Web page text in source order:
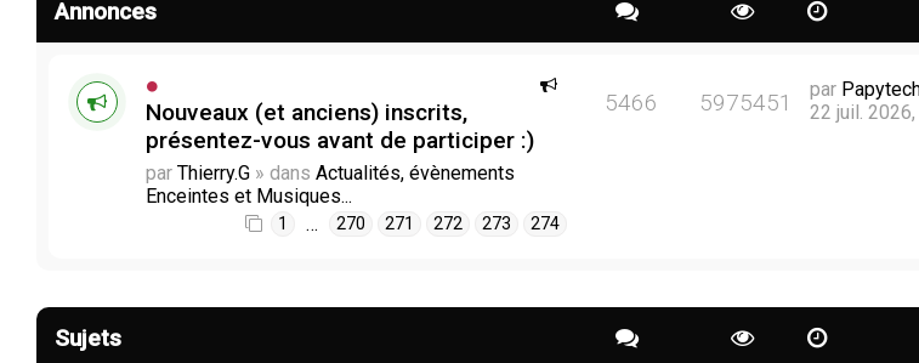
Annonces
Nouveaux (et anciens) inscrits,
présentez-vous avant de participer :)
par Thierry.G » dans Actualités, évènements
Enceintes et Musiques...
1 … 270 271 272 273 274
5466 5975451 par
22 juil.
Sujets